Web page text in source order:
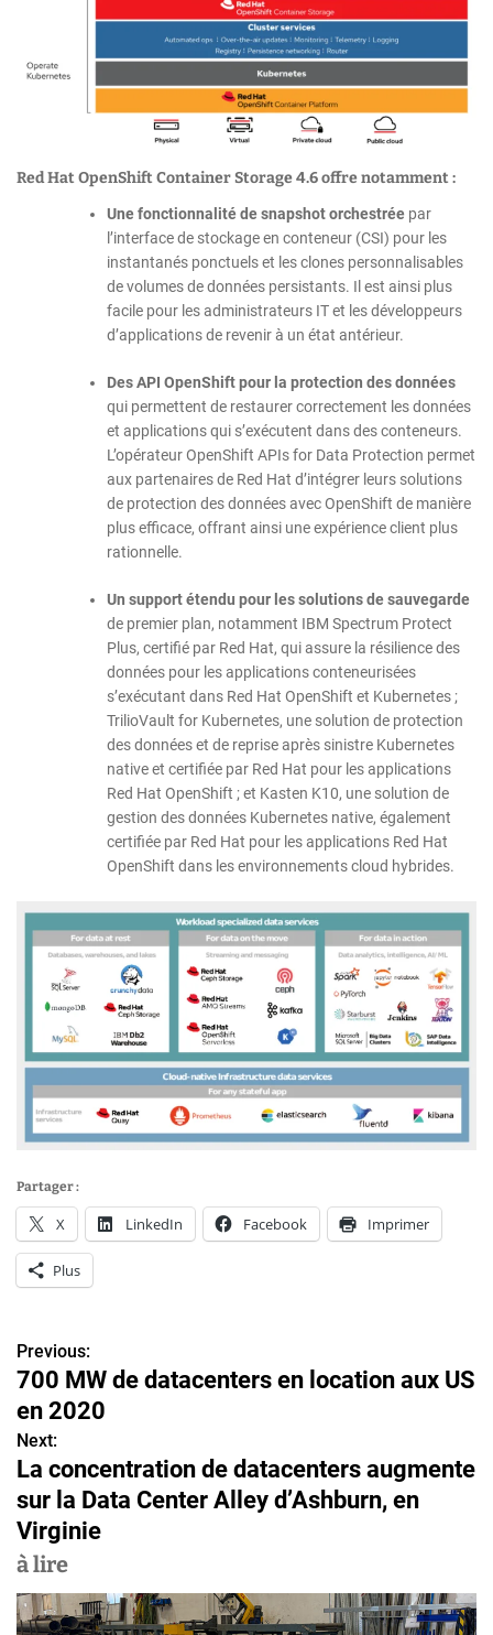
Red Hat OpenShift Container Storage 4.6 offre notamment :
Une fonctionnalité de snapshot orchestrée par
l’interface de stockage en conteneur (CSI) pour les
instantanés ponctuels et les clones personnalisables
de volumes de données persistants. Il est ainsi plus
facile pour les administrateurs IT et les développeurs
d’applications de revenir à un état antérieur.
Des API OpenShift pour la protection des données
qui permettent de restaurer correctement les données
et applications qui s’exécutent dans des conteneurs.
L’opérateur OpenShift APIs for Data Protection permet
aux partenaires de Red Hat d’intégrer leurs solutions
de protection des données avec OpenShift de manière
plus efficace, offrant ainsi une expérience client plus
rationnelle.
Un support étendu pour les solutions de sauvegarde
de premier plan, notamment IBM Spectrum Protect
Plus, certifié par Red Hat, qui assure la résilience des
données pour les applications conteneurisées
s’exécutant dans Red Hat OpenShift et Kubernetes ;
TrilioVault for Kubernetes, une solution de protection
des données et de reprise après sinistre Kubernetes
native et certifiée par Red Hat pour les applications
Red Hat OpenShift ; et Kasten K10, une solution de
gestion des données Kubernetes native, également
certifiée par Red Hat pour les applications Red Hat
OpenShift dans les environnements cloud hybrides.
Partager :
X LinkedIn Facebook Imprimer
Plus
N
a
v
i
g
a
t
Previous:
700 MW de datacenters en location aux US
en 2020
Next:
La concentration de datacenters augmente
sur la Data Center Alley d’Ashburn, en
Virginie
à lire